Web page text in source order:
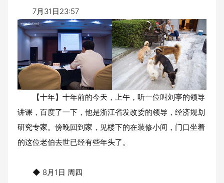
7月31日23:57
【十年】十年前的今天，上午，听一位叫刘亭的领导
讲课，百度了一下，他是浙江省发改委的领导，经济规划
研究专家。傍晚回到家，见楼下的在装修小间，门口坐着
的这位老伯去世已经有些年头了。
◆ 8月1日 周四